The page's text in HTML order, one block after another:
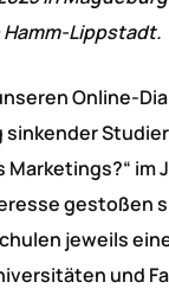
Hamm-Lippstadt.
Online-
sinkender
Marketings?“ im
gestoßen
jeweils
und